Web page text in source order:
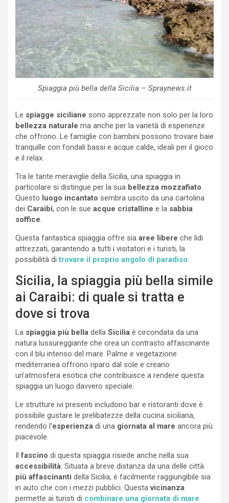
Spiaggia più bella della Sicilia – Spraynews.it
Le spiagge siciliane sono apprezzate non solo per la loro
bellezza naturale ma anche per la varietà di esperienze
che offrono. Le famiglie con bambini possono trovare baie
tranquille con fondali bassi e acque calde, ideali per il gioco
e il relax.
Tra le tante meraviglie della Sicilia, una spiaggia in
particolare si distingue per la sua bellezza mozzafiato.
Questo luogo incantato sembra uscito da una cartolina
dei Caraibi, con le sue acque cristalline e la sabbia
soffice.
Questa fantastica spiaggia offre sia aree libere che lidi
attrezzati, garantendo a tutti i visitatori e i turisti, la
possibilità ditrovare il proprio angolo di paradiso.
Sicilia, la spiaggia più bella simile
ai Caraibi: di quale si tratta e
dove si trova
La spiaggia più bella della Sicilia è circondata da una
natura lussureggiante che crea un contrasto affascinante
con il blu intenso del mare. Palme e vegetazione
mediterranea offrono riparo dal sole e creano
un’atmosfera esotica che contribuisce a rendere questa
spiaggia un luogo davvero speciale.
Le strutture ivi presenti includono bar e ristoranti dove è
possibile gustare le prelibatezze della cucina siciliana,
rendendo l’esperienza di una giornata al mare ancora più
piacevole.
Ilfascino di questa spiaggia risiede anche nella sua
accessibilità. Situata a breve distanza da una delle città
più affascinanti della Sicilia, è facilmente raggiungibile sia
in auto che con i mezzi pubblici. Questavicinanza
permette ai turisti di combinare una giornata di mare